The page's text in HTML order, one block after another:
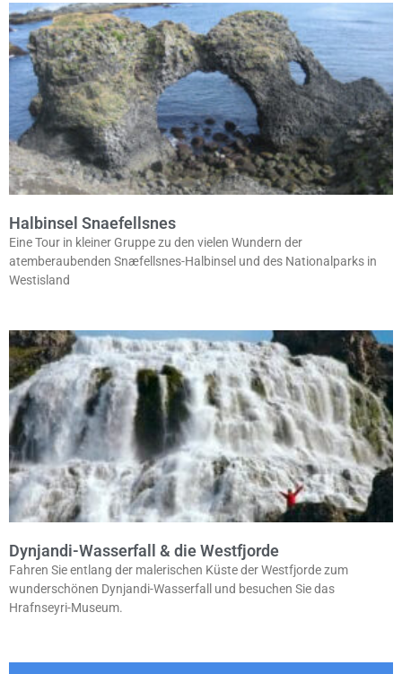
Halbinsel Snaefellsnes
Eine Tour in kleiner Gruppe zu den vielen Wundern der
atemberaubenden Snæfellsnes-Halbinsel und des Nationalparks in
Westisland
Dynjandi-Wasserfall & die Westfjorde
Fahren Sie entlang der malerischen Küste der Westfjorde zum
wunderschönen Dynjandi-Wasserfall und besuchen Sie das
Hrafnseyri-Museum.